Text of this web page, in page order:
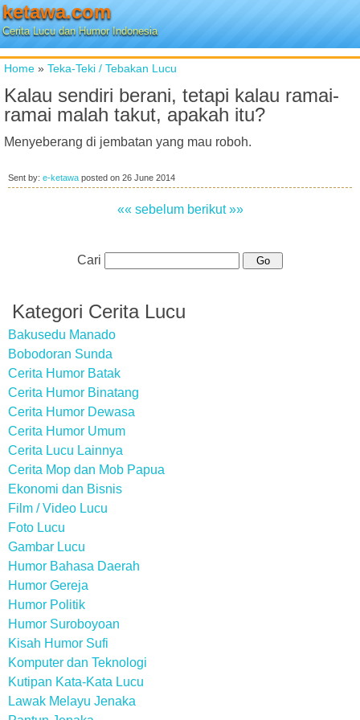
ketawa.com
Cerita Lucu dan Humor Indonesia
Home » Teka-Teki / Tebakan Lucu
Kalau sendiri berani, tetapi kalau ramai-
ramai malah takut, apakah itu?
Menyeberang di jembatan yang mau roboh.
Sent by: e-ketawa posted on 26 June 2014
«« sebelum berikut »»
Cari
Kategori Cerita Lucu
Bakusedu Manado
Bobodoran Sunda
Cerita Humor Batak
Cerita Humor Binatang
Cerita Humor Dewasa
Cerita Humor Umum
Cerita Lucu Lainnya
Cerita Mop dan Mob Papua
Ekonomi dan Bisnis
Film / Video Lucu
Foto Lucu
Gambar Lucu
Humor Bahasa Daerah
Humor Gereja
Humor Politik
Humor Suroboyoan
Kisah Humor Sufi
Komputer dan Teknologi
Kutipan Kata-Kata Lucu
Lawak Melayu Jenaka